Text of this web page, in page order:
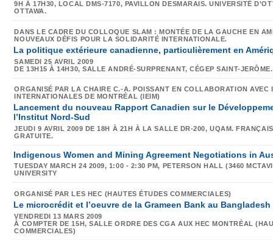
9H À 17H30, LOCAL DMS-7170, PAVILLON DESMARAIS. UNIVERSITÉ
OTTAWA.
DANS LE CADRE DU COLLOQUE SLAM : MONTÉE DE LA GAUCHE EN
NOUVEAUX DÉFIS POUR LA SOLIDARITÉ INTERNATIONALE.
La politique extérieure canadienne, particulièrement en
SAMEDI 25 AVRIL 2009
DE 13H15 À 14H30,SALLE ANDRÉ-SURPRENANT, CÉGEP SAINT-JERÔME.
ORGANISÉ PAR LA CHAIRE C.-A. POISSANT EN COLLABORATION AVEC
INTERNATIONALES DE MONTRÉAL (IEIM)
Lancement du nouveau Rapport Canadien sur le
l’Institut Nord-Sud
JEUDI 9 AVRIL 2009 DE 18H À 21H À LA SALLE DR-200, UQAM.
GRATUITE.
Indigenous Women and Mining Agreement Negotiations in
TUESDAY MARCH 24 2009, 1:00 - 2:30 PM, PETERSON HALL (3460
UNIVERSITY
ORGANISÉ PAR LES HEC (HAUTES ÉTUDES COMMERCIALES)
Le microcrédit et l’oeuvre de la Grameen Bank au Bangladesh
VENDREDI 13 MARS 2009
À COMPTER DE 15H, SALLE ORDRE DES CGA AUX HEC MONTRÉAL
COMMERCIALES)